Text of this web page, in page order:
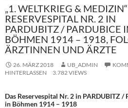
„1. WELTKRIEG &
RESERVESPITAL NR. 2 IN
PARDUBITZ / PARDUBICE
BÖHMEN 1914 – 1918,
ÄRZTINNEN UND ÄRZTE
26. MÄRZ 2018 UB_ADMIN
HINTERLASSEN
3.782 VIEWS
Das Reservespital Nr. 2 in PARDUBITZ /
in Böhmen 1914 – 1918